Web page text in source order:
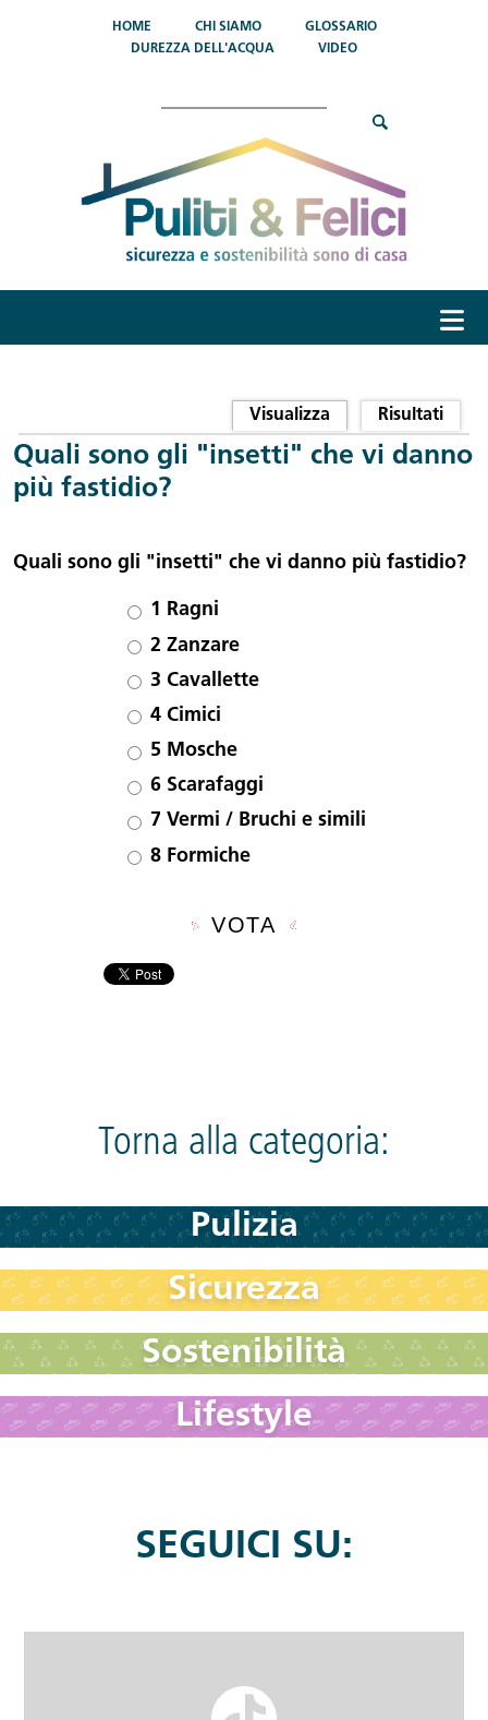
HOME CHI SIAMO
GLOSSARIO
DUREZZA DELL'ACQUA
VIDEO
menu
Visualizza (scheda attiva)
Risultati
Quali sono gli "insetti" che vi danno
più fastidio?
Quali sono gli "insetti" che vi danno più fastidio?
Scelte
1 Ragni
2 Zanzare
3 Cavallette
4 Cimici
5 Mosche
6 Scarafaggi
7 Vermi / Bruchi e simili
8 Formiche
Torna alla categoria:
Pulizia
Sicurezza
Sostenibilità
Lifestyle
SEGUICI SU: